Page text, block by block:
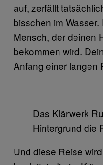
auf, zerfällt
bisschen im
Mensch, der deinen
bekommen wird.
Anfang einer langen
Das Klärwerk
Hintergrund die
Und diese Reise